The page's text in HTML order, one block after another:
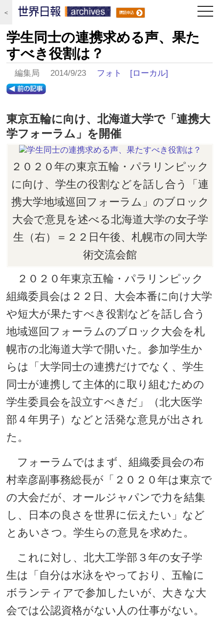
＜
学生同士の連携求める声、果た
すべき役割は？
編集局 2014/9/23 フォト [ローカル]
東京五輪に向け、北海道大学で「連携大
学フォーラム」を開催
２０２０年の東京五輪・パラリンピック
に向け、学生の役割などを話し合う「連
携大学地域巡回フォーラム」のブロック
大会で意見を述べる北海道大学の女子学
生（右）＝２２日午後、札幌市の同大学
術交流会館
２０２０年東京五輪・パラリンピック
組織委員会は２２日、大会本番に向け大学
や短大が果たすべき役割などを話し合う
地域巡回フォーラムのブロック大会を札
幌市の北海道大学で開いた。参加学生か
らは「大学同士の連携だけでなく、学生
同士が連携して主体的に取り組むための
学生委員会を設立すべきだ」（北大医学
部４年男子）などと活発な意見が出され
た。
フォーラムではまず、組織委員会の布
村幸彦副事務総長が「２０２０年は東京で
の大会だが、オールジャパンで力を結集
し、日本の良さを世界に伝えたい」など
とあいさつ。学生らの意見を求めた。
これに対し、北大工学部３年の女子学
生は「自分は水泳をやっており、五輪に
ボランティアで参加したいが、大きな大
会では公認資格がない人の仕事がない。